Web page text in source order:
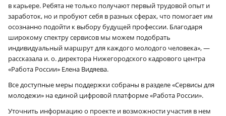
в карьере. Ребята не только получают первый трудовой опыт и
заработок, но и пробуют себя в разных сферах, что помогает им
осознанно подойти к выбору будущей профессии. Благодаря
широкому спектру сервисов мы можем подобрать
индивидуальный маршрут для каждого молодого человека», —
рассказала и. о. директора Нижегородского кадрового центра
«Работа России» Елена Видяева.
Все доступные меры поддержки собраны в разделе «Сервисы для
молодежи» на единой цифровой платформе «Работа России».
Уточнить информацию о проекте и возможности участия в нем